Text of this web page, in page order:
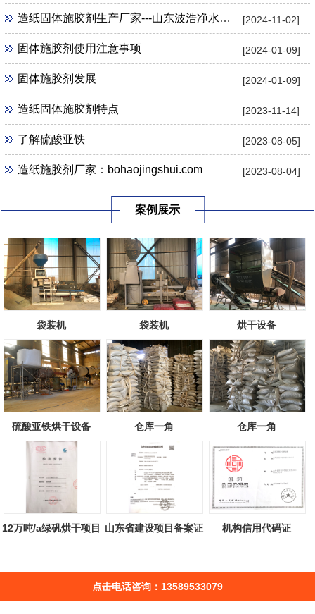
[2024-11-02]
造纸固体施胶剂生产厂家---山东波浩净水科技公司
[2024-01-09]
固体施胶剂使用注意事项
[2024-01-09]
固体施胶剂发展
[2023-11-14]
造纸固体施胶剂特点
[2023-08-05]
了解硫酸亚铁
[2023-08-04]
造纸施胶剂厂家：bohaojingshui.com
案例展示
袋装机 袋装机 烘干设备
硫酸亚铁烘干设备 仓库一角 仓库一角
12万吨/a绿矾烘干项目
山东省建设项目备案证
机构信用代码证
点击电话咨询：13589533079